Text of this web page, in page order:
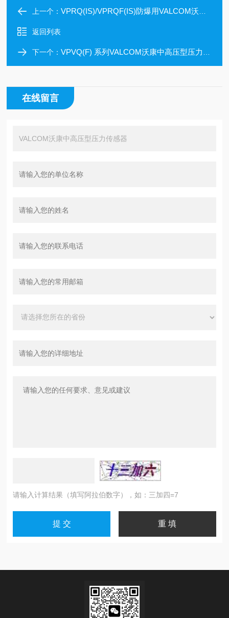
上一个：VPRQ(IS)/VPRQF(IS)防爆用VALCOM沃康中高压型压力传感器
返回列表
下一个：VPVQ(F) 系列VALCOM沃康中高压型压力传感器
在线留言
请输入计算结果（填写阿拉伯数字），如：三加四=7